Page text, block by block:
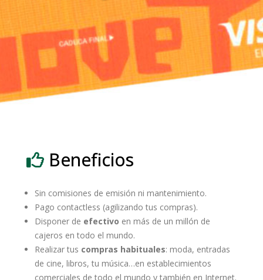
Beneficios
Sin comisiones de emisión ni mantenimiento.
Pago contactless (agilizando tus compras).
Disponer de efectivo en más de un millón de
cajeros en todo el mundo.
Realizar tus compras habituales: moda, entradas
de cine, libros, tu música…en establecimientos
comerciales de todo el mundo y también en Internet.